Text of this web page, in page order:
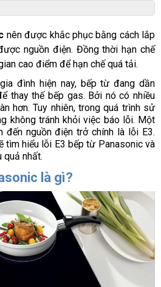
nên được khắc phục bằng cách lắp
nguồn điện. Đồng thời hạn chế
cao điểm để hạn chế quá tải.
đình hiện nay, bếp từ đang dần
thay thế bếp gas. Bởi nó có nhiều
hơn. Tuy nhiên, trong quá trình sử
không tránh khỏi việc báo lỗi. Một
đến nguồn điện trở chính là lỗi E3.
tìm hiểu lỗi E3 bếp từ Panasonic và
quả nhất.
là gì?